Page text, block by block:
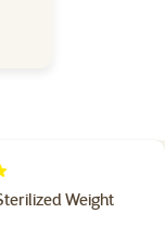
Weight
1